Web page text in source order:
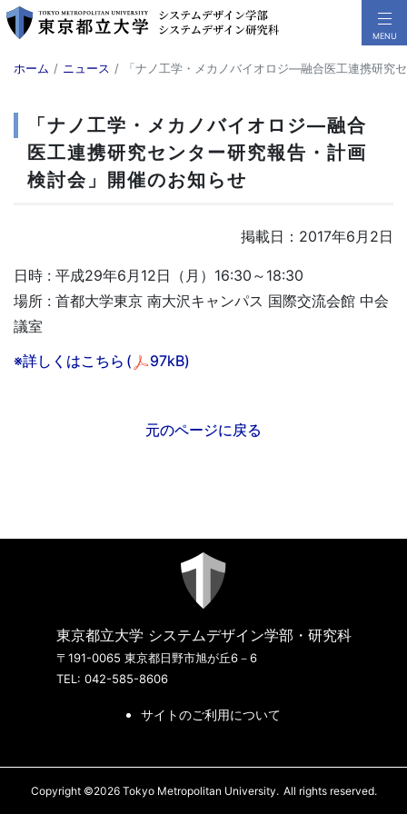
ホーム ニュース 「ナノ工学・メカノバイオロジ―融合医工連携研究
「ナノ工学・メカノバイオロジ―融合
医工連携研究センター研究報告・計画
検討会」開催のお知らせ
掲載日：2017年6月2日
日時 : 平成29年6月12日（月）16:30～18:30
場所 : 首都大学東京 南大沢キャンパス 国際交流会館 中会
議室
※詳しくはこちら ( 97kB)
元のページに戻る
東京都立大学 システムデザイン学部・研究科
〒191-0065 東京都日野市旭が丘6－6
TEL: 042-585-8606
サイトのご利用について
Copyright ©2026 Tokyo Metropolitan University. All rights reserved.